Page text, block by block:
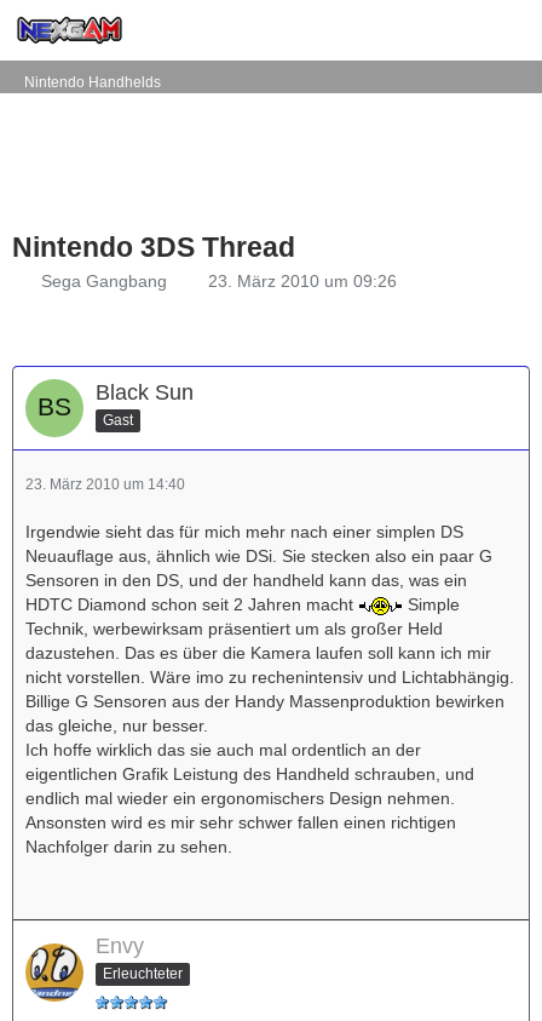
Nintendo Handhelds
Nintendo 3DS Thread
Sega Gangbang 23. März 2010 um 09:26
Black Sun
Gast
23. März 2010 um 14:40
Irgendwie sieht das für mich mehr nach einer simplen DS
Neuauflage aus, ähnlich wie DSi. Sie stecken also ein paar G
Sensoren in den DS, und der handheld kann das, was ein
HDTC Diamond schon seit 2 Jahren macht
Simple
Technik, werbewirksam präsentiert um als großer Held
dazustehen. Das es über die Kamera laufen soll kann ich mir
nicht vorstellen. Wäre imo zu rechenintensiv und Lichtabhängig.
Billige G Sensoren aus der Handy Massenproduktion bewirken
das gleiche, nur besser.
Ich hoffe wirklich das sie auch mal ordentlich an der
eigentlichen Grafik Leistung des Handheld schrauben, und
endlich mal wieder ein ergonomischers Design nehmen.
Ansonsten wird es mir sehr schwer fallen einen richtigen
Nachfolger darin zu sehen.
Envy
Erleuchteter